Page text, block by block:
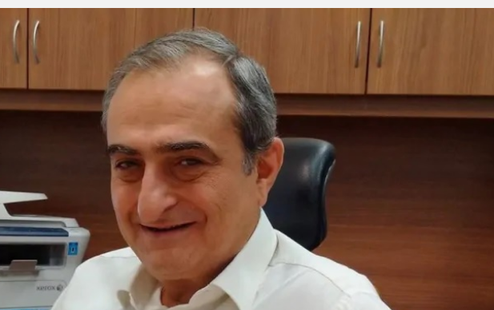
Irã Bloqueia Acesso Europeu à Agência de Notícias
O escudo da Seleção Argentina foi criado por um judeu
Equipes de socorro das Forças de Defesa de Israel se preparam para embarcar rumo à Venezuela
Benjamin Netanyahu faz discurso impactante no Congresso da JNS 2026